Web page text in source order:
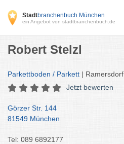
Stadtbranchenbuch München
ein Angebot von stadtbranchenbuch.de
Robert Stelzl
Parkettboden / Parkett | Ramersdorf
Jetzt bewerten
Görzer Str. 144
81549 München
Tel: 089 6892177